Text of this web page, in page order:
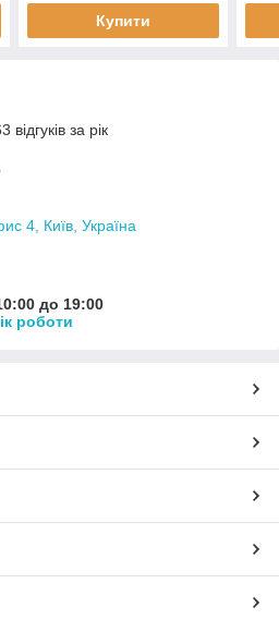
Купити
за рік
4, Київ, Україна
до 19:00
роботи